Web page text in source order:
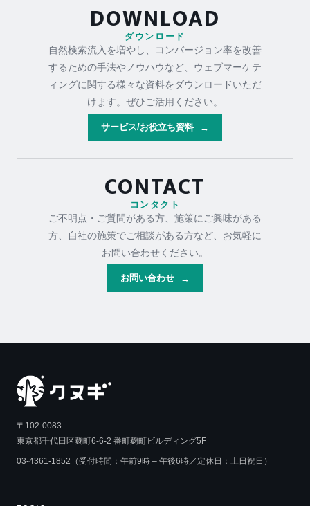
DOWNLOAD
ダウンロード
自然検索流入を増やし、コンバージョン率を改善
するための手法やノウハウなど、ウェブマーケテ
ィングに関する様々な資料をダウンロードいただ
けます。ぜひご活用ください。
サービス/お役立ち資料 →
CONTACT
コンタクト
ご不明点・ご質問がある方、施策にご興味がある
方、自社の施策でご相談がある方など、お気軽に
お問い合わせください。
お問い合わせ →
〒102-0083
東京都千代田区麹町6-6-2 番町麹町ビルディング5F
03-4361-1852（受付時間：午前9時 – 午後6時／定休日：土日祝日）